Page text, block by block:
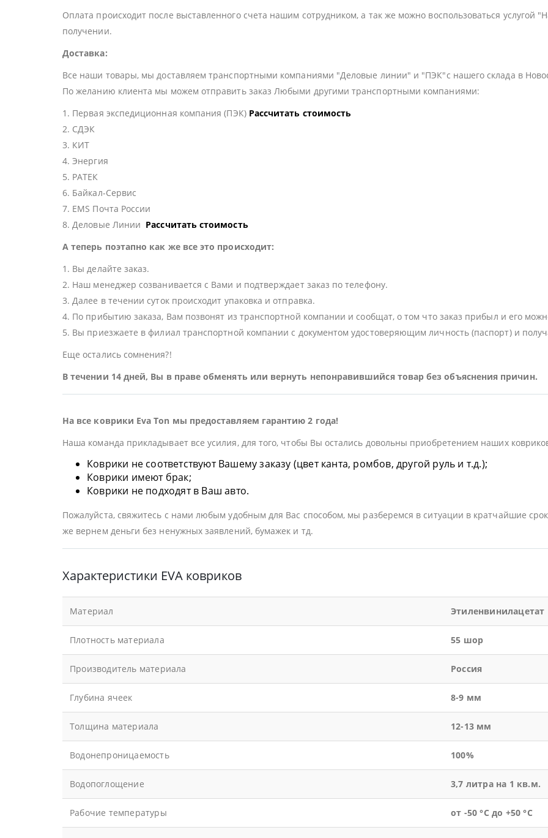
Оплата происходит после выставленного счета нашим сотрудником, а так же можно воспользоваться
получении.
Доставка:
Все наши товары, мы доставляем транспортными компаниями "Деловые линии" и "ПЭК"с нашего склада в
По желанию клиента мы можем отправить заказ Любыми другими транспортными компаниями:
1. Первая экспедиционная компания (ПЭК) Рассчитать стоимость
2. СДЭК
3. КИТ
4. Энергия
5. РАТЕК
6. Байкал-Сервис
7. EMS Почта России
8. Деловые Линии Рассчитать стоимость
А теперь поэтапно как же все это происходит:
1. Вы делайте заказ.
2. Наш менеджер созванивается с Вами и подтверждает заказ по телефону.
3. Далее в течении суток происходит упаковка и отправка.
4. По прибытию заказа, Вам позвонят из транспортной компании и сообщат, о том что заказ прибыл и его
5. Вы приезжаете в филиал транспортной компании с документом удостоверяющим личность (паспорт) и
Еще остались сомнения?!
В течении 14 дней, Вы в праве обменять или вернуть непонравившийся товар без объяснения причин.
На все коврики Eva Ton мы предоставляем гарантию 2 года!
Наша команда прикладывает все усилия, для того, чтобы Вы остались довольны приобретением наших
Коврики не соответствуют Вашему заказу (цвет канта, ромбов, другой руль и т.д.);
Коврики имеют брак;
Коврики не подходят в Ваш авто.
Пожалуйста, свяжитесь с нами любым удобным для Вас способом, мы разберемся в ситуации в кратчайшие
же вернем деньги без ненужных заявлений, бумажек и тд.
Характеристики EVA ковриков
Материал Этиленвинилацетат
Плотность материала 55 шор
Производитель материала Россия
Глубина ячеек 8-9 мм
Толщина материала 12-13 мм
Водонепроницаемость 100%
Водопоглощение 3,7 литра на 1 кв.м.
Рабочие температуры от -50 °С до +50 °С